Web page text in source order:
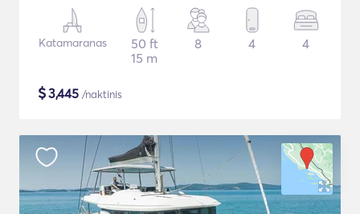
Katamaranas
50 ft
15 m
8 4 4
$3,445 /naktinis